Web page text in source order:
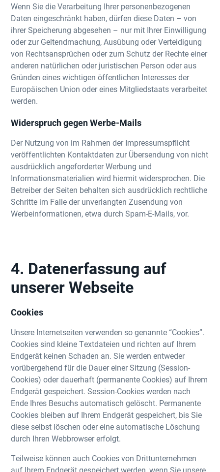
Wenn Sie die Verarbeitung Ihrer personenbezogenen
Daten eingeschränkt haben, dürfen diese Daten – von
ihrer Speicherung abgesehen – nur mit Ihrer Einwilligung
oder zur Geltendmachung, Ausübung oder Verteidigung
von Rechtsansprüchen oder zum Schutz der Rechte einer
anderen natürlichen oder juristischen Person oder aus
Gründen eines wichtigen öffentlichen Interesses der
Europäischen Union oder eines Mitgliedstaats verarbeitet
werden.
Widerspruch gegen Werbe-Mails
Der Nutzung von im Rahmen der Impressumspflicht
veröffentlichten Kontaktdaten zur Übersendung von nicht
ausdrücklich angeforderter Werbung und
Informationsmaterialien wird hiermit widersprochen. Die
Betreiber der Seiten behalten sich ausdrücklich rechtliche
Schritte im Falle der unverlangten Zusendung von
Werbeinformationen, etwa durch Spam-E-Mails, vor.
4. Datenerfassung auf
unserer Webseite
Cookies
Unsere Internetseiten verwenden so genannte “Cookies”.
Cookies sind kleine Textdateien und richten auf Ihrem
Endgerät keinen Schaden an. Sie werden entweder
vorübergehend für die Dauer einer Sitzung (Session-
Cookies) oder dauerhaft (permanente Cookies) auf Ihrem
Endgerät gespeichert. Session-Cookies werden nach
Ende Ihres Besuchs automatisch gelöscht. Permanente
Cookies bleiben auf Ihrem Endgerät gespeichert, bis Sie
diese selbst löschen oder eine automatische Löschung
durch Ihren Webbrowser erfolgt.
Teilweise können auch Cookies von Drittunternehmen
auf Ihrem Endgerät gespeichert werden, wenn Sie unsere